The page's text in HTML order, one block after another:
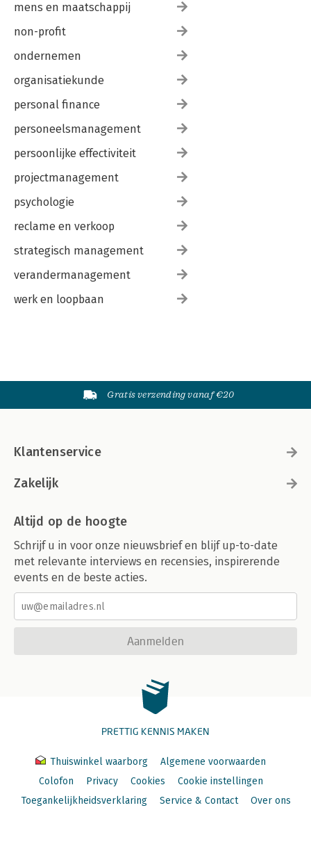
mens en maatschappij
non-profit
ondernemen
organisatiekunde
personal finance
personeelsmanagement
persoonlijke effectiviteit
projectmanagement
psychologie
reclame en verkoop
strategisch management
verandermanagement
werk en loopbaan
Gratis verzending vanaf €20
Klantenservice
Zakelijk
Altijd op de hoogte
Schrijf u in voor onze nieuwsbrief en blijf up-to-date
met relevante interviews en recensies, inspirerende
events en de beste acties.
Aanmelden
PRETTIG KENNIS MAKEN
Thuiswinkel waarborg
Algemene voorwaarden
Colofon
Privacy Cookies
Cookie instellingen
Toegankelijkheidsverklaring
Service & Contact Over ons